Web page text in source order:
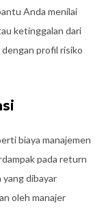
Anda menilai
ketinggalan dari
profil risiko
biaya manajemen
pada return
dibayar
oleh manajer